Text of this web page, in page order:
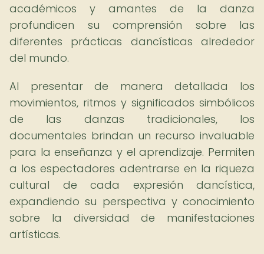
académicos y amantes de la danza
profundicen su comprensión sobre las
diferentes prácticas dancísticas alrededor
del mundo.
Al presentar de manera detallada los
movimientos, ritmos y significados simbólicos
de las danzas tradicionales, los
documentales brindan un recurso invaluable
para la enseñanza y el aprendizaje. Permiten
a los espectadores adentrarse en la riqueza
cultural de cada expresión dancística,
expandiendo su perspectiva y conocimiento
sobre la diversidad de manifestaciones
artísticas.